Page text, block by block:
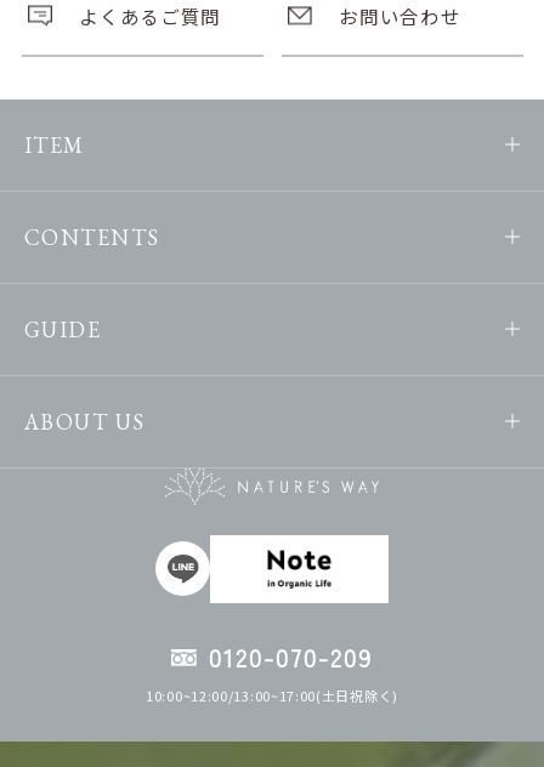
よくあるご質問 お問い合わせ
ITEM
CONTENTS
GUIDE
ABOUT US
0120-070-209
10:00~12:00/13:00~17:00(土日祝除く)